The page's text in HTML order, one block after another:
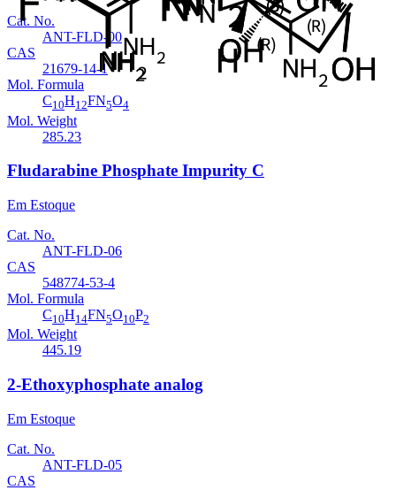
Cat. No.
ANT-FLD-00
CAS
21679-14-1
Mol. Formula
C10H12FN5O4
Mol. Weight
285.23
Fludarabine Phosphate Impurity C
Em Estoque
Cat. No.
ANT-FLD-06
CAS
548774-53-4
Mol. Formula
C10H14FN5O10P2
Mol. Weight
445.19
2-Ethoxyphosphate analog
Em Estoque
Cat. No.
ANT-FLD-05
CAS